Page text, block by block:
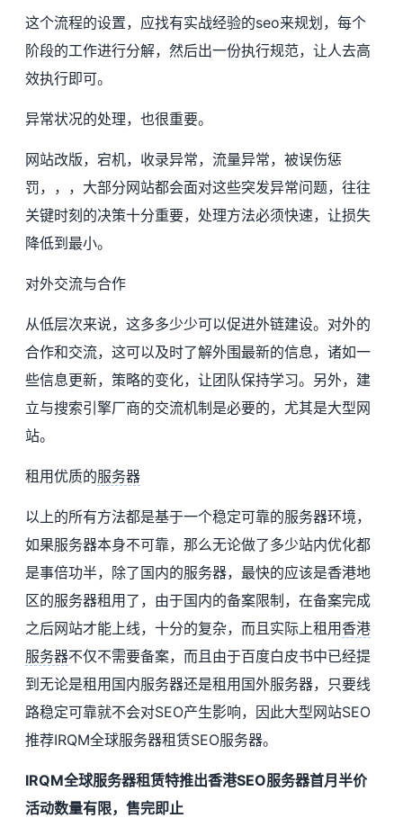
这个流程的设置，应找有实战经验的seo来规划，每个
阶段的工作进行分解，然后出一份执行规范，让人去高
效执行即可。
异常状况的处理，也很重要。
网站改版，宕机，收录异常，流量异常，被误伤惩
罚，，，大部分网站都会面对这些突发异常问题，往往
关键时刻的决策十分重要，处理方法必须快速，让损失
降低到最小。
对外交流与合作
从低层次来说，这多多少少可以促进外链建设。对外的
合作和交流，这可以及时了解外围最新的信息，诸如一
些信息更新，策略的变化，让团队保持学习。另外，建
立与搜索引擎厂商的交流机制是必要的，尤其是大型网
站。
租用优质的服务器
以上的所有方法都是基于一个稳定可靠的服务器环境，
如果服务器本身不可靠，那么无论做了多少站内优化都
是事倍功半，除了国内的服务器，最快的应该是香港地
区的服务器租用了，由于国内的备案限制，在备案完成
之后网站才能上线，十分的复杂，而且实际上租用 香港
服务器不仅不需要备案，而且由于百度白皮书中已经提
到无论是租用国内服务器还是租用国外服务器，只要线
路稳定可靠就不会对SEO产生影响，因此大型网站SEO
推荐IRQM全球服务器租赁SEO服务器。
IRQM全球服务器租赁特推出香港SEO服务器首月半价
活动数量有限，售完即止